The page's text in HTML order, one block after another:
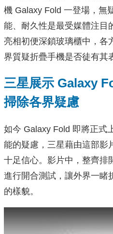
機 Galaxy Fold 一登場，無
能、耐久性是最受媒體注目
亮相初便深鎖玻璃櫃中，各
界質疑折疊手機是否徒有其
三星展示 Galaxy
掃除各界疑慮
如今 Galaxy Fold 即將正式
能的疑慮，三星藉由這部影
十足信心。影片中，整齊排
進行開合測試，讓外界一睹
的樣貌。